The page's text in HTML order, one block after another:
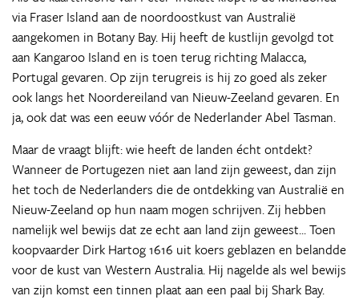
via Fraser Island aan de noordoostkust van Australië
aangekomen in Botany Bay. Hij heeft de kustlijn gevolgd tot
aan Kangaroo Island en is toen terug richting Malacca,
Portugal gevaren. Op zijn terugreis is hij zo goed als zeker
ook langs het Noordereiland van Nieuw-Zeeland gevaren. En
ja, ook dat was een eeuw vóór de Nederlander Abel Tasman.
Maar de vraagt blijft: wie heeft de landen écht ontdekt?
Wanneer de Portugezen niet aan land zijn geweest, dan zijn
het toch de Nederlanders die de ontdekking van Australië en
Nieuw-Zeeland op hun naam mogen schrijven. Zij hebben
namelijk wel bewijs dat ze echt aan land zijn geweest... Toen
koopvaarder Dirk Hartog 1616 uit koers geblazen en belandde
voor de kust van Western Australia. Hij nagelde als wel bewijs
van zijn komst een tinnen plaat aan een paal bij Shark Bay.